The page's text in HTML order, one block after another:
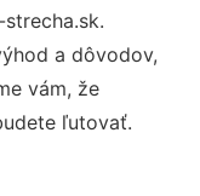
a dôvodov,
vám, že
ľutovať.